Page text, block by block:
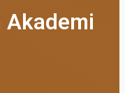
Akademi